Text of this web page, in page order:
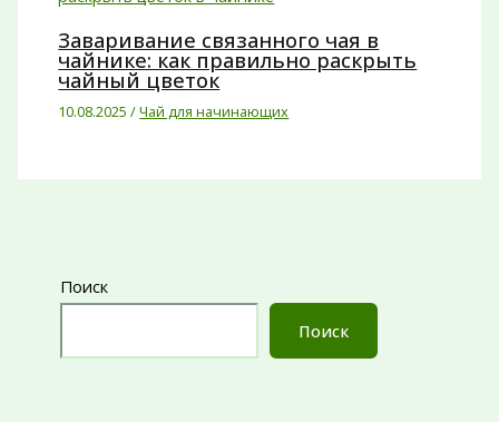
Заваривание связанного чая в
чайнике: как правильно раскрыть
чайный цветок
10.08.2025/Чай для начинающих
Поиск
Поиск